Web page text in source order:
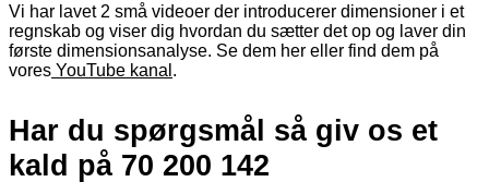
Vi har lavet 2 små videoer der introducerer dimensioner i et
regnskab og viser dig hvordan du sætter det op og laver din
første dimensionsanalyse. Se dem her eller find dem på
vores YouTube kanal .
Har du spørgsmål så giv os et
kald på 70 200 142